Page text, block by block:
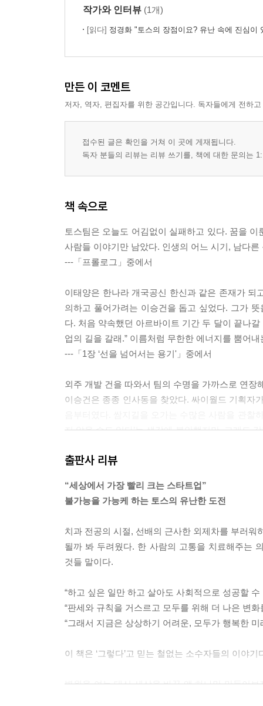
작가와 인터뷰 (1개)
[읽다] 정경화 "토스의 장점이요? 유난 속에 진심이
만든 이 코멘트
저자, 역자, 편집자를 위한 공간입니다. 독자들에게 전하
접수된 글은 확인을 거쳐 이 곳에 게재됩니다.
독자 분들의 리뷰는 리뷰 쓰기를, 책에 대한 문의는
책 속으로
토스팀은 오늘도 어김없이 실패하고 있다. 꿈을
사람들 이야기만 남았다. 인생의 어느 시기, 남다
---「프롤로그」중에서
이태양은 한나라 개국공신 한신과 같은 존재가
의하고 풀어가려는 이승건을 돕고 싶었다. 그가
다. 처음 약속했던 아르바이트 기간 두 달이 끝나
업의 길을 갈래.” 이름처럼 무한한 에너지를 뿜어
---「1장 ‘선을 넘어서는 용기'」중에서
외주 개발 건을 따와서 팀의 수명을 가까스로 연
이승건은 종종 인사동을 찾았다. 싸이월드 기획자
지 않을 수도 있다’는 생각에 불안했지만, 그래도
동산 정보 등 대부분의 아이디어는 예선에서 탈
인 리소스를 제공하고 작업 진척도를 체크할 수
름 붙여 세상에 선보이게 될 아이디어도 이때 나
더이상 실패하고 싶지 않아서, 대중이 좋아할 것
이 ‘폐기 대상’이라는 라벨이 붙었다.
---「1장 ‘선을 넘어서는 용기'」중에서
마케팅 예산은 월 최대 2000만 원이었다. 하준백
통해 배우자’, 목표는 3개월 내 100만 사용자 달
대에서 반응이 있을지 모르잖아요. 만14세부터
나 인정받고 싶다는 마음보다는, 토스라는 가치
출판사 리뷰
“세상에서 가장 빨리 크는 스타트업”
불가능을 가능케 하는 토스의 유난한 도전
치과 전공의 시절, 선배의 근사한 외제차를 부러
될까 봐 두려웠다. 한 사람의 고통을 치료해주는
것들 말이다.
“하고 싶은 일만 하고 살아도 사회적으로 성공할 수
“판세와 규칙을 거스르고 모두를 위해 더 나은 변
“그래서 지금은 상상하기 어려운, 모두가 행복한
이 책은 ‘그렇다’고 믿는 철없는 소수자들의 이야기
병원을 여는 대신 세상을 바꿀 앱 하나만 만들어